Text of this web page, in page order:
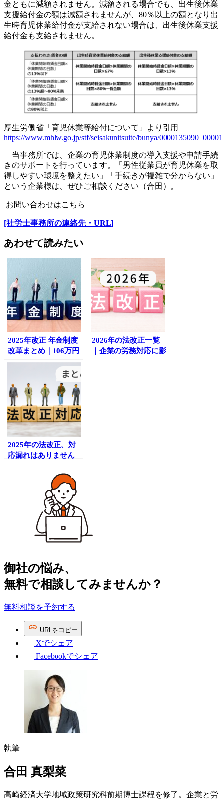
金ともに減額されません。減額される場合でも、出生後休業
支援給付金の額は減額されませんが、80％以上の額となり出
生時育児休業給付金が支給されない場合は、出生後休業支援
給付金も支給されません。
厚生労働省「育児休業等給付について」より引用
https://www.mhlw.go.jp/stf/seisakunitsuite/bunya/
当事務所では、企業の育児休業制度の導入支援や申請手続
きのサポートを行っています。「男性従業員が育児休業を取
得しやすい環境を整えたい」「手続きが複雑で分からない」
という企業様は、ぜひご相談ください（合田）。
お問い合わせはこちら
[社労士事務所の連絡先・URL]
あわせて読みたい
2025年改正 年金制度
改革まとめ｜106万円
の壁撤廃・社会保険適
用拡大と企業への影響
2026年の法改正一覧
｜企業の労務対応に影
2025年の法改正、対
応漏れはありません
タイミング！～2025
年の労働・社会保険分
野の法改正まとめ～
御社の​悩み、
無料で​相談してみませんか？
無料相談を予約する
URLを コピー
Xでシェア
Facebookでシェア
執筆
合田 真梨菜
高崎経済大学地域政策研究科前期博士課程を修了。企業と労